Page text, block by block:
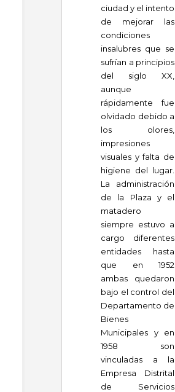
ciudad y el intento
de mejorar las
condiciones
insalubres que se
sufrían a principios
del siglo XX,
aunque
rápidamente fue
olvidado debido a
los olores,
impresiones
visuales y falta de
higiene del lugar.
La administración
de la Plaza y el
matadero
siempre estuvo a
cargo diferentes
entidades hasta
que en 1952
ambas quedaron
bajo el control del
Departamento de
Bienes
Municipales y en
1958 son
vinculadas a la
Empresa Distrital
de Servicios